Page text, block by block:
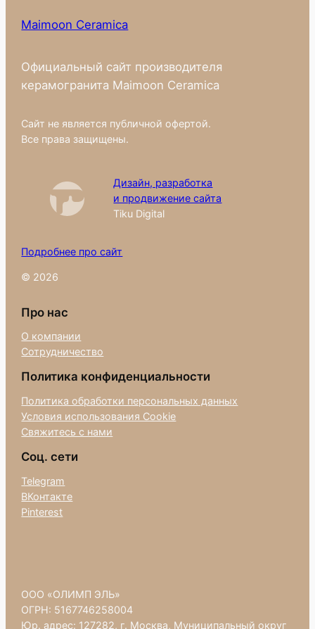
Maimoon Ceramica
Официальный сайт производителя
керамогранита Maimoon Ceramica
Сайт не является публичной офертой.
Все права защищены.
Дизайн, разработка
и продвижение сайта
Tiku Digital
Подробнее про сайт
© 2026
Про нас
О компании
Сотрудничество
Политика конфиденциальности
Политика обработки персональных данных
Условия использования Cookie
Свяжитесь с нами
Соц. сети
Telegram
ВКонтакте
Pinterest
ООО «ОЛИМП ЭЛЬ»
ОГРН: 5167746258004
Юр. адрес: 127282, г. Москва, Муниципальный округ